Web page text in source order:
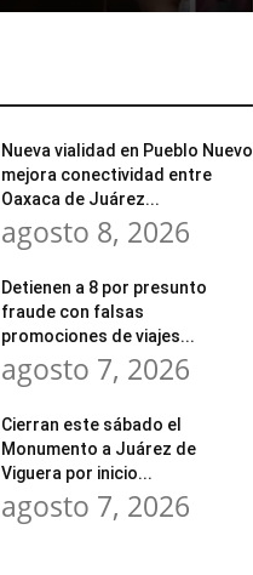
Nueva vialidad en Pueblo Nuevo
mejora conectividad entre
Oaxaca de Juárez...
agosto 8, 2026
Detienen a 8 por presunto
fraude con falsas
promociones de viajes...
agosto 7, 2026
Cierran este sábado el
Monumento a Juárez de
Viguera por inicio...
agosto 7, 2026